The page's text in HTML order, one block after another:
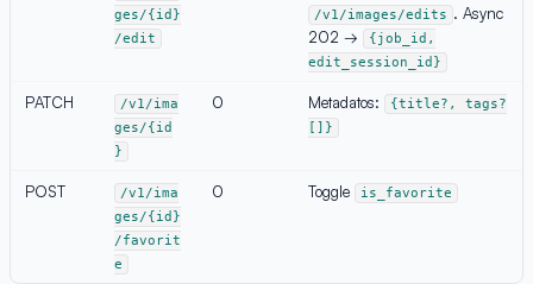
ges/{id}
/edit
/v1/images/edits . Async
202 →
{job_id,
edit_session_id}
PATCH
/v1/ima
ges/{id
}
0 Metadatos:
{title?, tags?
[]}
POST
/v1/ima
ges/{id}
/favorit
e
0 Toggle is_favorite